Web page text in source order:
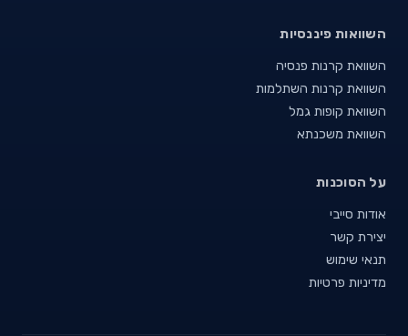
השוואות פיננסיות
השוואת קרנות פנסיה
השוואת קרנות השתלמות
השוואת קופות גמל
השוואת משכנתא
על הסוכנות
אודות סייבי
יצירת קשר
תנאי שימוש
מדיניות פרטיות